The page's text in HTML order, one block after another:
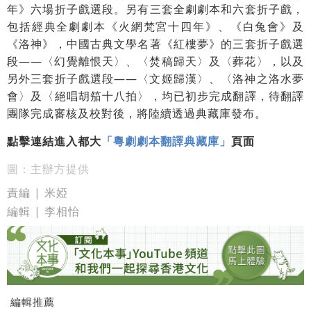
年》六場折子戲選段。另有三套全劇劇本和六套折子戲，
包括經典全劇劇本《火網梵宮十四年》、《白兔會》及
《洛神》，中國古典文學名著《紅樓夢》的三套折子戲選
段——〈幻覺離恨天〉、〈焚稿歸天〉及〈葬花〉，以及
另外三套折子戲選段——〈文姬歸漢〉、〈洛神之洛水夢
會〉及〈絕唱胡笳十八拍〉，均已初步完成翻譯，待翻譯
團隊完成審核及校對後，將陸續透過典藏庫發布。
點擊連結進入都大 「粵劇劇本翻譯典藏庫」 頁面
圖：主辦方提供
責編 | 米婭
編輯 | 李相怡
編輯推薦